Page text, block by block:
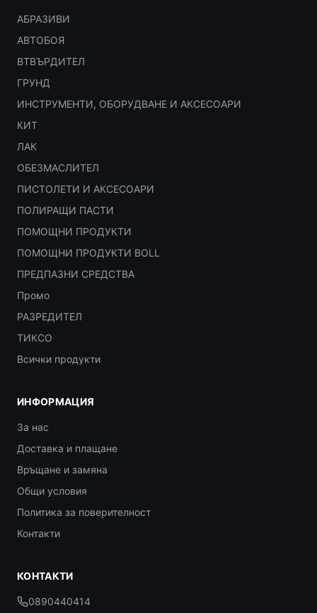
АБРАЗИВИ
АВТОБОЯ
ВТВЪРДИТЕЛ
ГРУНД
ИНСТРУМЕНТИ, ОБОРУДВАНЕ И АКСЕСОАРИ
КИТ
ЛАК
ОБЕЗМАСЛИТЕЛ
ПИСТОЛЕТИ И АКСЕСОАРИ
ПОЛИРАЩИ ПАСТИ
ПОМОЩНИ ПРОДУКТИ
ПОМОЩНИ ПРОДУКТИ BOLL
ПРЕДПАЗНИ СРЕДСТВА
Промо
РАЗРЕДИТЕЛ
ТИКСО
Всички продукти
ИНФОРМАЦИЯ
За нас
Доставка и плащане
Връщане и замяна
Общи условия
Политика за поверителност
Контакти
КОНТАКТИ
0890440414